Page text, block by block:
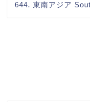
644. 東南アジア